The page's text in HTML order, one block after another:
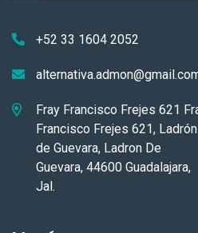
+52 33 1604 2052
Fray Francisco Frejes 621
Francisco Frejes 621, Ladrón
de Guevara, Ladron De
Guevara, 44600 Guadalajara,
Jal.